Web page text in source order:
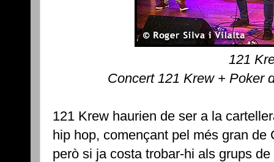
121
Concert 121 Krew + Poker
121 Krew haurien de ser a la
hip hop, començant pel més gran de
però si ja costa trobar-hi als grups